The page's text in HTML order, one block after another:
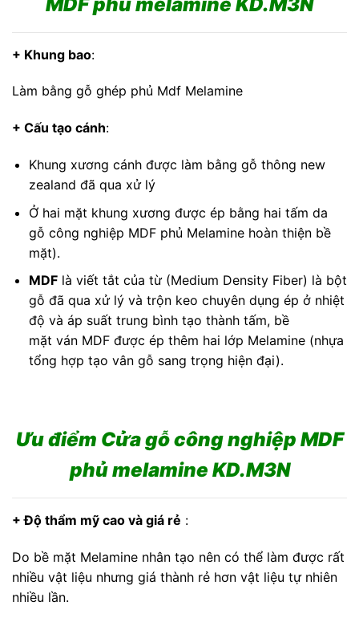
+ Khung bao:
Làm bằng gỗ ghép phủ Mdf Melamine
+ Cấu tạo cánh:
Khung xương cánh được làm bằng gỗ thông new
zealand đã qua xử lý
Ở hai mặt khung xương được ép bằng hai tấm da
gỗ công nghiệp MDF phủ Melamine hoàn thiện bề
mặt).
MDFlà viết tắt của từ (Medium Density Fiber) là bột
gỗ đã qua xử lý và trộn keo chuyên dụng ép ở nhiệt
độ và áp suất trung bình tạo thành tấm, bề
mặt ván MDF được ép thêm hai lớp Melamine (nhựa
tổng hợp tạo vân gỗ sang trọng hiện đại).
Ưu điểm Cửa gỗ công nghiệp MDF
phủ melamine KD.M3N
+ Độ thẩm mỹ cao và giá rẻ :
Do bề mặt Melamine nhân tạo nên có thể làm được rất
nhiều vật liệu nhưng giá thành rẻ hơn vật liệu tự nhiên
nhiều lần.